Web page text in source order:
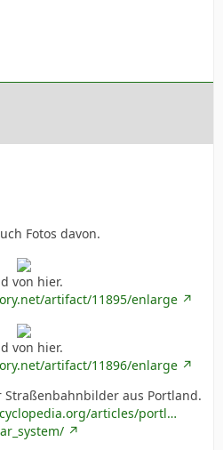
Fotos davon.
von hier.
artifact/11895/enlarge
von hier.
artifact/11896/enlarge
aus Portland.
articles/portl…